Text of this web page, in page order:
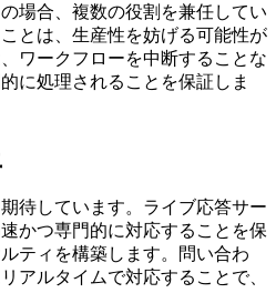
場合、複数の役割を兼任してい
とは、生産性を妨げる可能性が
ワークフローを中断することな
に処理されることを保証しま
待しています。ライブ応答サー
かつ専門的に対応することを保
ティを構築します。問い合わ
アルタイムで対応することで、